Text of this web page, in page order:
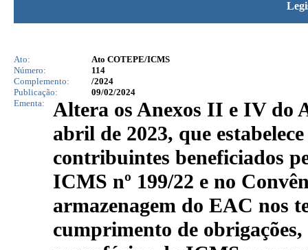
Ato:
Ato COTEPE/ICMS
Número:
114
Complemento:
/2024
Publicação:
09/02/2024
Ementa:
Altera os Anexos II e IV do
abril de 2023, que
contribuintes beneficiados
ICMS nº 199/22 e no
armazenagem do EAC nos
cumprimento de